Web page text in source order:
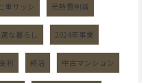
重サッシ 光熱費削減
な暮らし 2024年事業
金利 終活 中古マンション